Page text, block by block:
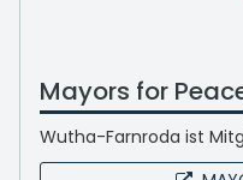
Mayors for
Wutha-Farnroda ist